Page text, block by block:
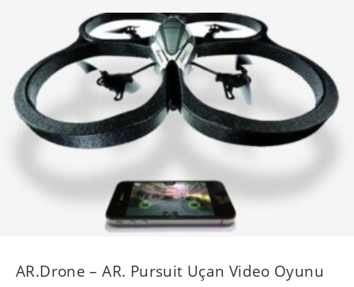
AR.Drone – AR. Pursuit Uçan Video Oyunu